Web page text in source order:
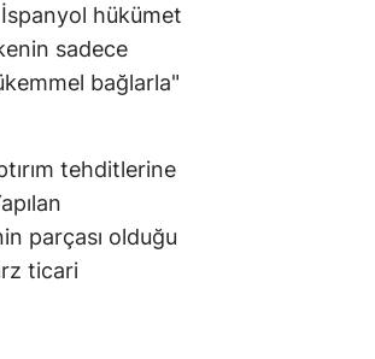
İspanyol hükümet
sadece
bağlarla"
tehditlerine
parçası olduğu
ticari